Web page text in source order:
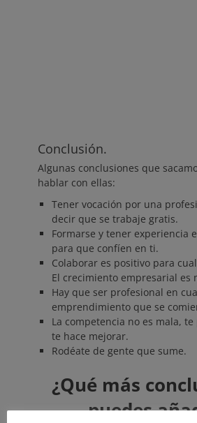
Conclusión.
Algunas conclusiones que
hablar con ellas:
Tener vocación por una
decir que se trabaje gratis.
Formarse y tener experiencia
para que confíen en ti.
Colaborar es positivo para
El crecimiento empresarial es
Hay que ser profesional en
emprendimiento que se
La competencia no es mala,
te hace mejorar.
Rodéate de gente que sume.
¿Qué más
puedes